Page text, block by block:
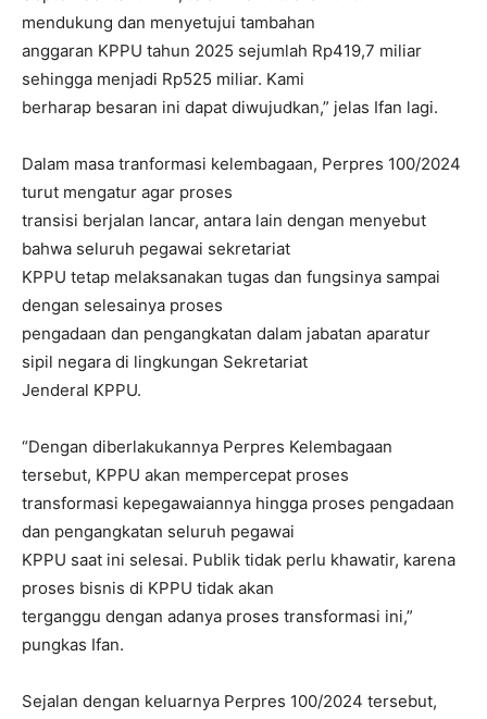
mendukung dan menyetujui tambahan
anggaran KPPU tahun 2025 sejumlah Rp419,7 miliar
sehingga menjadi Rp525 miliar. Kami
berharap besaran ini dapat diwujudkan,” jelas Ifan lagi.
Dalam masa tranformasi kelembagaan, Perpres 100/2024
turut mengatur agar proses
transisi berjalan lancar, antara lain dengan menyebut
bahwa seluruh pegawai sekretariat
KPPU tetap melaksanakan tugas dan fungsinya sampai
dengan selesainya proses
pengadaan dan pengangkatan dalam jabatan aparatur
sipil negara di lingkungan Sekretariat
Jenderal KPPU.
“Dengan diberlakukannya Perpres Kelembagaan
tersebut, KPPU akan mempercepat proses
transformasi kepegawaiannya hingga proses pengadaan
dan pengangkatan seluruh pegawai
KPPU saat ini selesai. Publik tidak perlu khawatir, karena
proses bisnis di KPPU tidak akan
terganggu dengan adanya proses transformasi ini,”
pungkas Ifan.
Sejalan dengan keluarnya Perpres 100/2024 tersebut,